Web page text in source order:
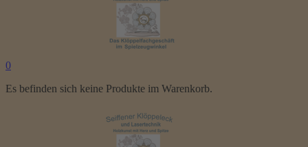
0
Es befinden sich keine Produkte im Warenkorb.